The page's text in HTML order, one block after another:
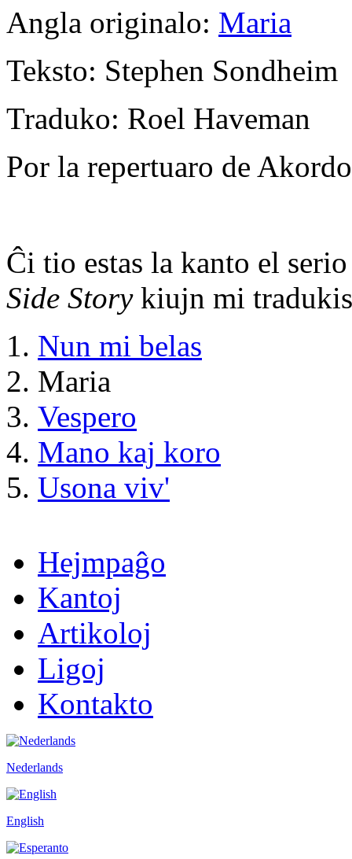
Angla originalo: Maria
Teksto: Stephen Sondheim
Traduko: Roel Haveman
Por la repertuaro de Akordo
Ĉi tio estas la kanto el
Side Storykiujn mi
Nun mi belas
Maria
Vespero
Mano kaj koro
Usona viv'
Hejmpaĝo
Kantoj
Artikoloj
Ligoj
Kontakto
Nederlands
English